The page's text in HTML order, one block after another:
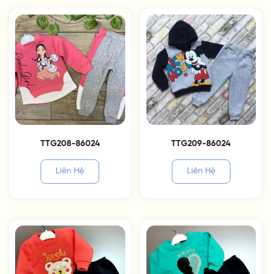
TTG208-86024
Liên Hệ
TTG209-86024
Liên Hệ